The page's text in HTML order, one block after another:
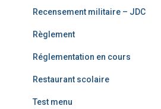
Recensement militaire – JDC
Règlement
Réglementation en cours
Restaurant scolaire
Test menu